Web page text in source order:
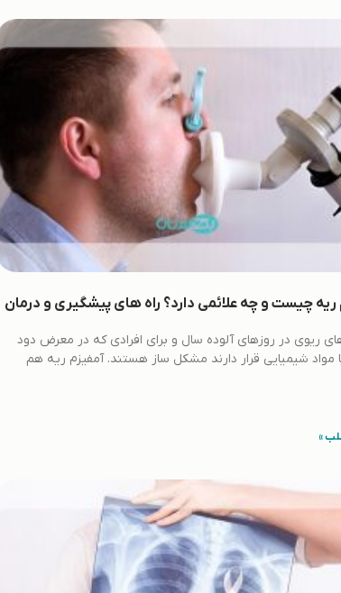
ریه چیست و چه علائمی دارد؟ راه های پیشگیری و درمان
ریوی در روزهای آلوده سال و برای افرادی که در معرض دود
مواد شیمیایی قرار دارند مشکل ساز هستند. آمفیزم ریه هم
»